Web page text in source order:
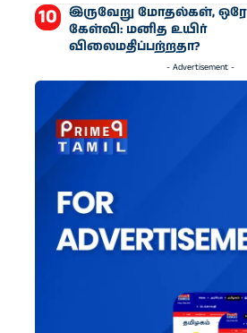
இருவேறு மோதல்கள், ஒரே
கேள்வி: மனித உயிர்
விலைமதிப்பற்றதா?
- Advertisement -